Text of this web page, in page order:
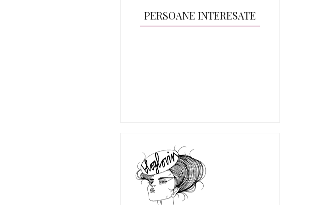
PERSOANE INTERESATE